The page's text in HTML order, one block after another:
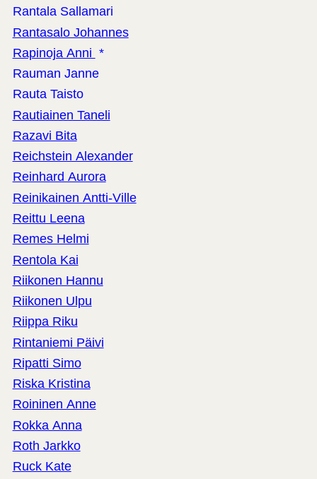
Rantala Sallamari
Rantasalo Johannes
Rapinoja Anni *
Rauman Janne
Rauta Taisto
Rautiainen Taneli
Razavi Bita
Reichstein Alexander
Reinhard Aurora
Reinikainen Antti-Ville
Reittu Leena
Remes Helmi
Rentola Kai
Riikonen Hannu
Riikonen Ulpu
Riippa Riku
Rintaniemi Päivi
Ripatti Simo
Riska Kristina
Roininen Anne
Rokka Anna
Roth Jarkko
Ruck Kate